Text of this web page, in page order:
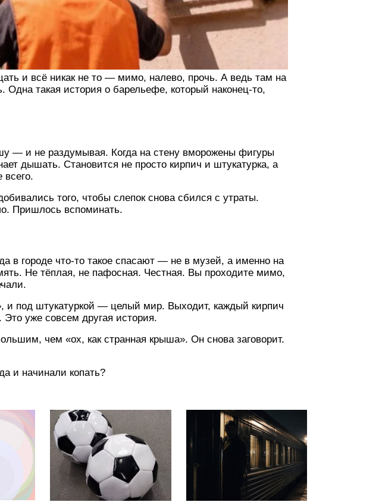
и всё никак не то — мимо, налево, прочь. А ведь там на
такая история о барельефе, который наконец-то,
— и не раздумывая. Когда на стену вморожены фигуры
дышать. Становится не просто кирпич и штукатурка, а
того, чтобы слепок снова сбился с утраты.
Пришлось вспоминать.
в городе что-то такое спасают — не в музей, а именно на
Не тёплая, не пафосная. Честная. Вы проходите мимо,
и под штукатуркой — целый мир. Выходит, каждый кирпич
уже совсем другая история.
чем «ох, как странная крыша». Он снова заговорит.
и начинали копать?